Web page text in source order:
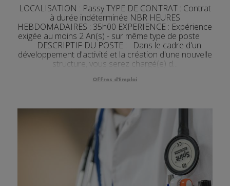
LOCALISATION : Passy TYPE DE CONTRAT : Contrat
à durée indéterminée NBR HEURES
HEBDOMADAIRES : 35h00 EXPERIENCE : Expérience
exigée au moins 2 An(s) - sur même type de poste
DESCRIPTIF DU POSTE : Dans le cadre d'un
développement d'activité et la création d'une nouvelle
structure, vous serez chargé(e) d...
Offres d'Emploi